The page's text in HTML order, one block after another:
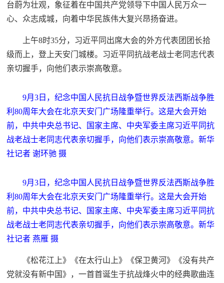
台蔚为壮观，象征着在中国共产党领导下中国人民万众一
心、众志成城，向着中华民族伟大复兴昂扬奋进。
上午8时35分，习近平同出席大会的外方代表团团长拾
级而上，登上天安门城楼。习近平同抗战老战士老同志代表
亲切握手，向他们表示崇高敬意。
9月3日，纪念中国人民抗日战争暨世界反法西斯战争胜
利80周年大会在北京天安门广场隆重举行。这是大会开始
前，中共中央总书记、国家主席、中央军委主席习近平同抗
战老战士老同志代表亲切握手，向他们表示崇高敬意。新华
社记者 谢环驰 摄
9月3日，纪念中国人民抗日战争暨世界反法西斯战争胜
利80周年大会在北京天安门广场隆重举行。这是大会开始
前，中共中央总书记、国家主席、中央军委主席习近平同抗
战老战士老同志代表亲切握手，向他们表示崇高敬意。新华
社记者 燕雁 摄
《松花江上》《在太行山上》《保卫黄河》《没有共产
党就没有新中国》，一首首诞生于抗战烽火中的经典歌曲连